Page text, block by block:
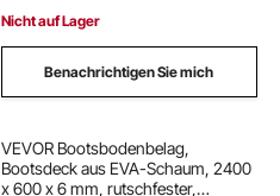
Boote ab 16 Zoll
Nicht auf Lager
Benachrichtigen Sie mich
VEVOR Bootsbodenbelag,
Bootsdeck aus EVA-Schaum, 2400
x 600 x 6 mm, rutschfester,